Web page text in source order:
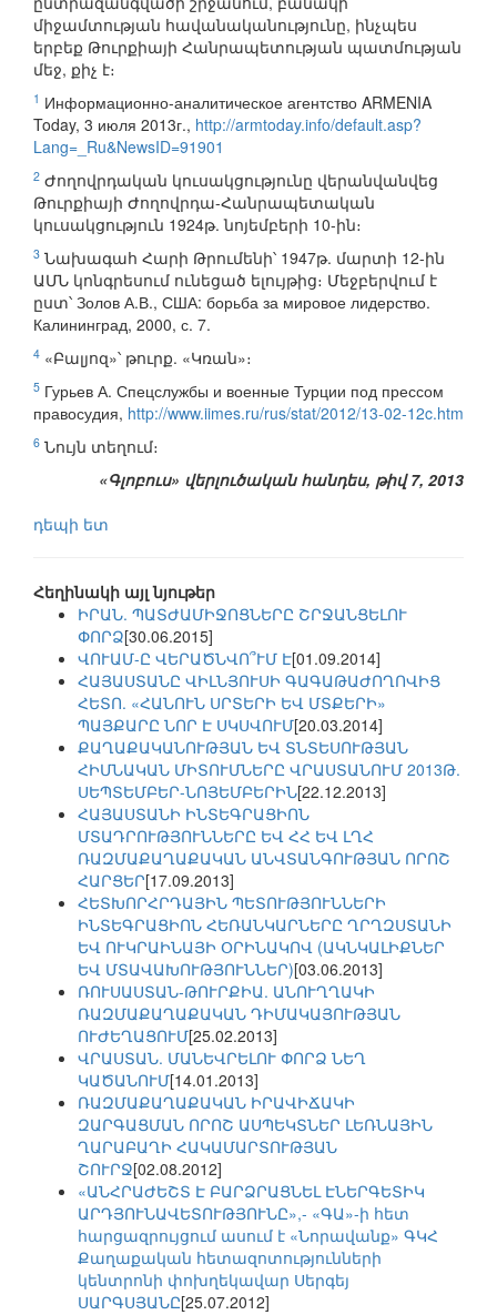
միջամտության հավանականությունը, ինչպես
երբեք Թուրքիայի Հանրապետության պատմության
մեջ, քիչ է։
1 Информационно-аналитическое агентство ARMENIA
Today, 3 июля 2013г., http://armtoday.info/default.asp?
Lang=_Ru&NewsID=91901
2 Ժողովրդական կուսակցությունը վերանվանվեց
Թուրքիայի Ժողովրդա-Հանրապետական
կուսակցություն 1924թ. նոյեմբերի 10-ին։
3 Նախագահ Հարի Թրումենի՝ 1947թ. մարտի 12-ին
ԱՄՆ կոնգրեսում ունեցած ելույթից։ Մեջբերվում է
ըստ՝ Золов А.В., США: борьба за мировое лидерство.
Калининград, 2000, с. 7.
4 «Բալյոզ»՝ թուրք. «Կռան»։
5 Гурьев А. Спецслужбы и военные Турции под прессом
правосудия, http://www.iimes.ru/rus/stat/2012/13-02-12c.htm
6 Նույն տեղում։
«Գլոբուս» վերլուծական հանդես, թիվ 7, 2013
դեպի ետ
Հեղինակի այլ նյութեր
ԻՐԱՆ. ՊԱՏԺԱՄԻՋՈՑՆԵՐԸ ՇՐՋԱՆՑԵԼՈՒ
ՓՈՐՁ[30.06.2015]
ՎՈՒԱՄ-Ը ՎԵՐԱԾՆՎՈ՞ՒՄ Է[01.09.2014]
ՀԱՅԱՍՏԱՆԸ ՎԻԼՆՅՈՒՍԻ ԳԱԳԱԹԱԺՈՂՈՎԻՑ
ՀԵՏՈ. «ՀԱՆՈՒՆ ՍՐՏԵՐԻ ԵՎ ՄՏՔԵՐԻ»
ՊԱՅՔԱՐԸ ՆՈՐ Է ՍԿՍՎՈՒՄ[20.03.2014]
ՔԱՂԱՔԱԿԱՆՈՒԹՅԱՆ ԵՎ ՏՆՏԵՍՈՒԹՅԱՆ
ՀԻՄՆԱԿԱՆ ՄԻՏՈՒՄՆԵՐԸ ՎՐԱՍՏԱՆՈՒՄ 2013Թ.
ՍԵՊՏԵՄԲԵՐ-ՆՈՅԵՄԲԵՐԻՆ[22.12.2013]
ՀԱՅԱՍՏԱՆԻ ԻՆՏԵԳՐԱՑԻՈՆ
ՄՏԱԴՐՈՒԹՅՈՒՆՆԵՐԸ ԵՎ ՀՀ ԵՎ ԼՂՀ
ՌԱԶՄԱՔԱՂԱՔԱԿԱՆ ԱՆՎՏԱՆԳՈՒԹՅԱՆ ՈՐՈՇ
ՀԱՐՑԵՐ[17.09.2013]
ՀԵՏԽՈՐՀՐԴԱՅԻՆ ՊԵՏՈՒԹՅՈՒՆՆԵՐԻ
ԻՆՏԵԳՐԱՑԻՈՆ ՀԵՌԱՆԿԱՐՆԵՐԸ ՂՐՂԶՍՏԱՆԻ
ԵՎ ՈՒԿՐԱԻՆԱՅԻ ՕՐԻՆԱԿՈՎ (ԱԿՆԿԱԼԻՔՆԵՐ
ԵՎ ՄՏԱՎԱԽՈՒԹՅՈՒՆՆԵՐ)[03.06.2013]
ՌՈՒՍԱՍՏԱՆ-ԹՈՒՐՔԻԱ. ԱՆՈՒՂՂԱԿԻ
ՌԱԶՄԱՔԱՂԱՔԱԿԱՆ ԴԻՄԱԿԱՅՈՒԹՅԱՆ
ՈՒԺԵՂԱՑՈՒՄ[25.02.2013]
ՎՐԱՍՏԱՆ. ՄԱՆԵՎՐԵԼՈՒ ՓՈՐՁ ՆԵՂ
ԿԱԾԱՆՈՒՄ[14.01.2013]
ՌԱԶՄԱՔԱՂԱՔԱԿԱՆ ԻՐԱՎԻՃԱԿԻ
ԶԱՐԳԱՑՄԱՆ ՈՐՈՇ ԱՍՊԵԿՏՆԵՐ ԼԵՌՆԱՅԻՆ
ՂԱՐԱԲԱՂԻ ՀԱԿԱՄԱՐՏՈՒԹՅԱՆ
ՇՈՒՐՋ[02.08.2012]
«ԱՆՀՐԱԺԵՇՏ Է ԲԱՐՁՐԱՑՆԵԼ ԷՆԵՐԳԵՏԻԿ
ԱՐԴՅՈՒՆԱՎԵՏՈՒԹՅՈՒՆԸ»,- «ԳԱ»-ի հետ
հարցազրույցում ասում է «Նորավանք» ԳԿՀ
Քաղաքական հետազոտությունների
կենտրոնի փոխղեկավար Սերգեյ
ՍԱՐԳՍՅԱՆԸ[25.07.2012]